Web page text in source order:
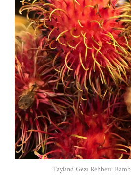
Tayland Gezi Rehberi: